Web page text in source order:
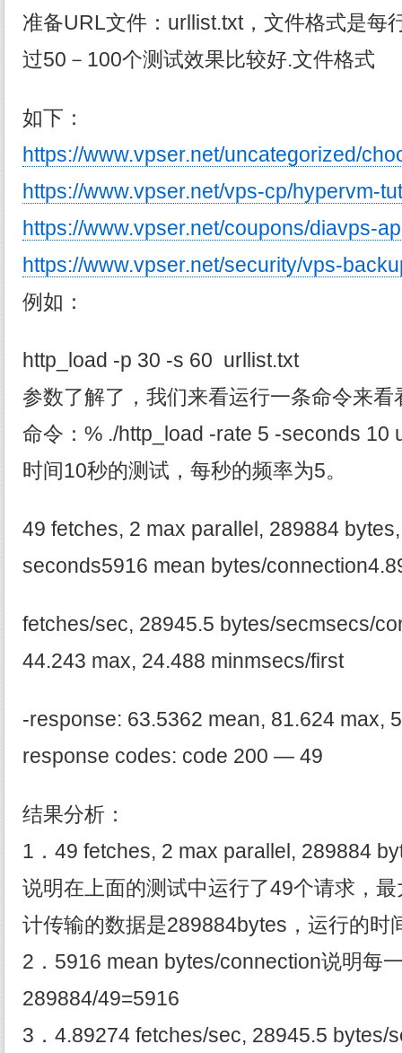
准备URL文件：urllist.txt，文件格式是每
过50－100个测试效果比较好.文件格式
如下：
https://www.vpser.net/uncategorized/
https://www.vpser.net/vps-cp/hypervm-
https://www.vpser.net/coupons/diavps-
https://www.vpser.net/security/vps-
例如：
http_load -p 30 -s 60 urllist.txt
参数了解了，我们来看运行一条命令来看
命令：% ./http_load -rate 5 -seconds 10
时间10秒的测试，每秒的频率为5。
49 fetches, 2 max parallel, 289884
seconds5916 mean bytes/
fetches/sec, 28945.5 bytes/secmsecs/
44.243 max, 24.488 minmsecs/first
-response: 63.5362 mean, 81.624 max,
response codes: code 200 — 49
结果分析：
1．49 fetches, 2 max parallel, 289884
说明在上面的测试中运行了49个请求，
计传输的数据是289884bytes，运行的时
2．5916 mean bytes/connection说明每
289884/49=5916
3．4.89274 fetches/sec, 28945.5 bytes/